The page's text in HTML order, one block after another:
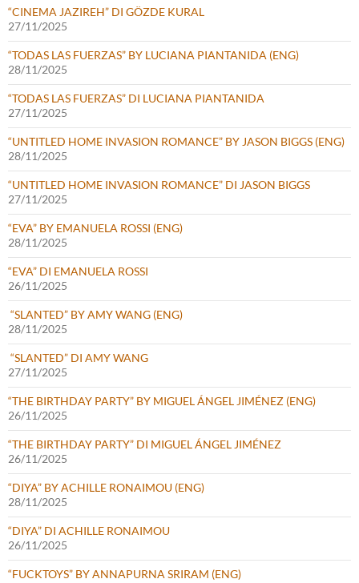
“CINEMA JAZIREH” DI GÖZDE KURAL
27/11/2025
“TODAS LAS FUERZAS” BY LUCIANA PIANTANIDA (ENG)
28/11/2025
“TODAS LAS FUERZAS” DI LUCIANA PIANTANIDA
27/11/2025
“UNTITLED HOME INVASION ROMANCE” BY JASON BIGGS (ENG)
28/11/2025
“UNTITLED HOME INVASION ROMANCE” DI JASON BIGGS
27/11/2025
“EVA” BY EMANUELA ROSSI (ENG)
28/11/2025
“EVA” DI EMANUELA ROSSI
26/11/2025
“SLANTED” BY AMY WANG (ENG)
28/11/2025
“SLANTED” DI AMY WANG
27/11/2025
“THE BIRTHDAY PARTY” BY MIGUEL ÁNGEL JIMÉNEZ (ENG)
26/11/2025
“THE BIRTHDAY PARTY” DI MIGUEL ÁNGEL JIMÉNEZ
26/11/2025
“DIYA” BY ACHILLE RONAIMOU (ENG)
28/11/2025
“DIYA” DI ACHILLE RONAIMOU
26/11/2025
“FUCKTOYS” BY ANNAPURNA SRIRAM (ENG)